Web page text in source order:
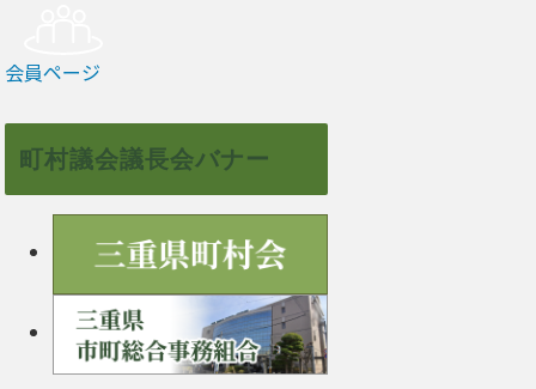
会員ページ
町村議会議長会バナー